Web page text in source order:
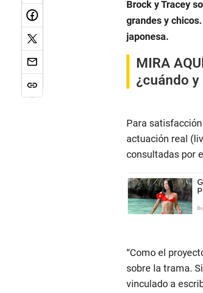
Brock y Tracey
grandes y
japonesa.
MIRA
¿cuándo
Para
actuación real
consultadas por
“Como el
sobre la trama.
vinculado a